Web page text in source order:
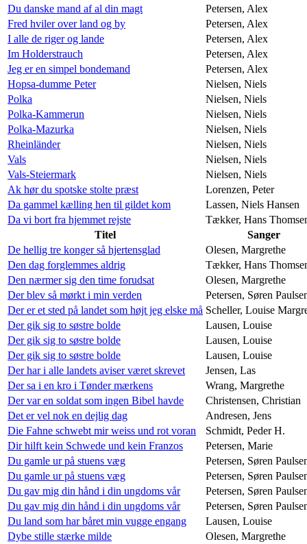
Du danske mand af al din magt
Petersen, Alex
Fred hviler over land og by
Petersen, Alex
I alle de riger og lande
Petersen, Alex
Im Holderstrauch
Petersen, Alex
Jeg er en simpel bondemand
Petersen, Alex
Hopsa-dumme Peter
Nielsen, Niels
Polka
Nielsen, Niels
Polka-Kammerun
Nielsen, Niels
Polka-Mazurka
Nielsen, Niels
Rheinländer
Nielsen, Niels
Vals
Nielsen, Niels
Vals-Steiermark
Nielsen, Niels
Ak hør du spotske stolte præst
Lorenzen, Peter
Da gammel kælling hen til gildet kom
Lassen, Niels Hansen
Da vi bort fra hjemmet rejste
Tækker, Hans
Titel
Sanger
De hellig tre konger så hjertensglad
Olesen, Margrethe
Den dag forglemmes aldrig
Tækker, Hans
Den nærmer sig den time forudsat
Olesen, Margrethe
Der blev så mørkt i min verden
Petersen, Søren
Der er et sted på landet som højt jeg elske må Scheller, Louise
Der gik sig to søstre bolde
Lausen, Louise
Der gik sig to søstre bolde
Lausen, Louise
Der gik sig to søstre bolde
Lausen, Louise
Der har i alle landets aviser været skrevet
Jensen, Las
Der sa i en kro i Tønder mærkens
Wrang, Margrethe
Der var en soldat som ingen Bibel havde
Christensen, Christian
Det er vel nok en dejlig dag
Andresen, Jens
Die Fahne schwebt mir weiss und rot voran
Schmidt, Peder H.
Dir hilft kein Schwede und kein Franzos
Petersen, Marie
Du gamle ur på stuens væg
Petersen, Søren
Du gamle ur på stuens væg
Petersen, Søren
Du gav mig din hånd i din ungdoms vår
Petersen, Søren
Du gav mig din hånd i din ungdoms vår
Petersen, Søren
Du land som har båret min vugge engang
Lausen, Louise
Dybe stille stærke milde
Olesen, Margrethe